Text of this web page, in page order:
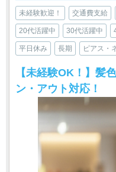
未経験歓迎！ 交通費支給
20代活躍中 30代活躍中
平日休み 長期 ピアス・
【未経験OK！】髪
ン・アウト対応！